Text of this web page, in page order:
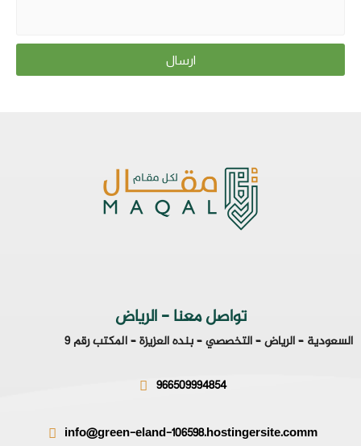
ارسال
تواصل معنا - الرياض
السعودية – الرياض – التخصصي – بنده العزيزة – المكتب رقم 9
966509994854
info@green-eland-106598.hostingersite.comm